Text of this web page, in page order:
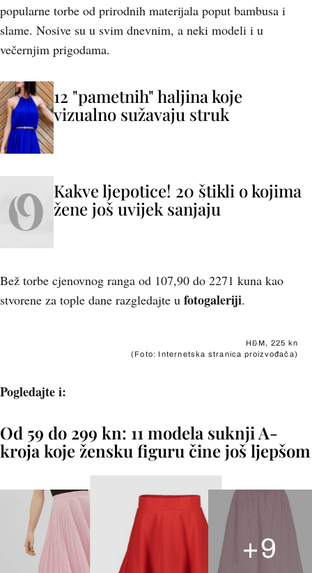
popularne torbe od prirodnih materijala poput bambusa i
slame. Nosive su u svim dnevnim, a neki modeli i u
večernjim prigodama.
12 "pametnih" haljina koje
vizualno sužavaju struk
Kakve ljepotice! 20 štikli o kojima
žene još uvijek sanjaju
Bež torbe cjenovnog ranga od 107,90 do 2271 kuna kao
stvorene za tople dane razgledajte u fotogaleriji.
H&M, 225 kn
(Foto: Internetska stranica proizvođača)
Pogledajte i:
Od 59 do 299 kn: 11 modela suknji A-
kroja koje žensku figuru čine još ljepšom
+9